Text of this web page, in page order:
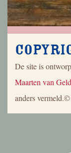
De site is
Maarten van
anders